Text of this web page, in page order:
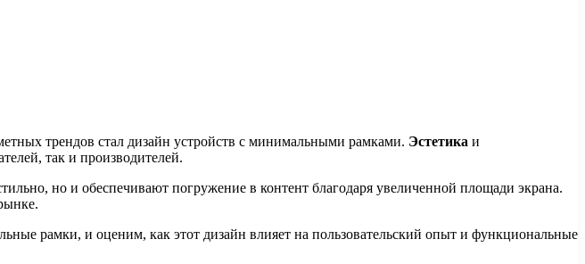
трендов стал дизайн устройств с минимальными рамками. Эстетика и
так и производителей.
но и обеспечивают погружение в контент благодаря увеличенной площади экрана.
рамки, и оценим, как этот дизайн влияет на пользовательский опыт и функциональные